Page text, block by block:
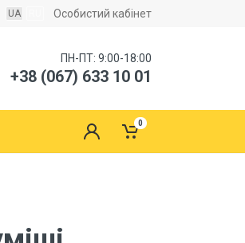
UA Особистий кабінет
ПН-ПТ: 9:00-18:00
+38 (067) 633 10 01
0